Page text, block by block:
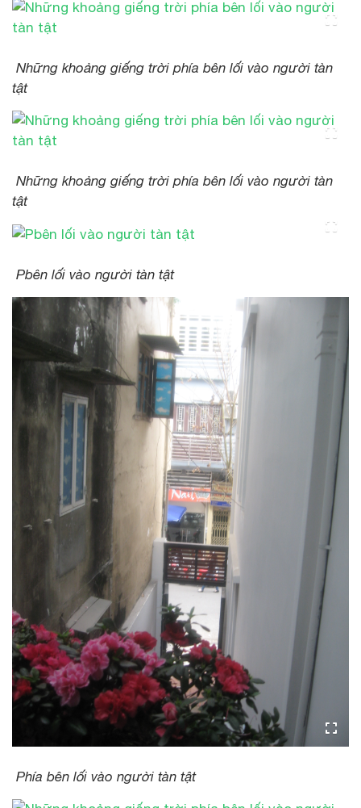
Những khoảng giếng trời phía bên lối vào người tàn
tật
Những khoảng giếng trời phía bên lối vào người tàn
tật
Pbên lối vào người tàn tật
Phía bên lối vào người tàn tật